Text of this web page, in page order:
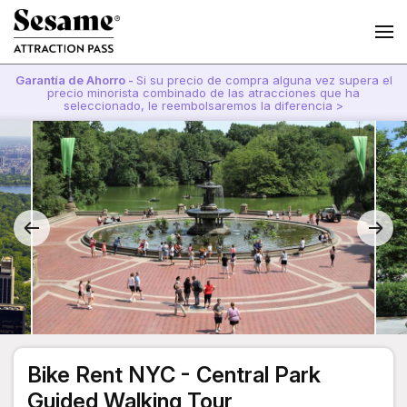
Garantía de Ahorro - Si su precio de compra alguna vez supera el
precio minorista combinado de las atracciones que ha
seleccionado, le reembolsaremos la diferencia >
Bike Rent NYC - Central Park
Guided Walking Tour